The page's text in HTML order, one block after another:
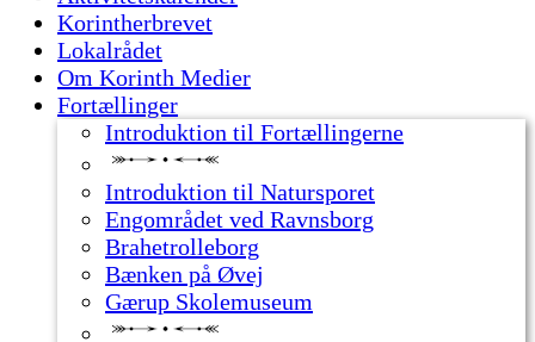
Korintherbrevet
Lokalrådet
Om Korinth Medier
Fortællinger
Introduktion til Fortællingerne
Introduktion til Natursporet
Engområdet ved Ravnsborg
Brahetrolleborg
Bænken på Øvej
Gærup Skolemuseum